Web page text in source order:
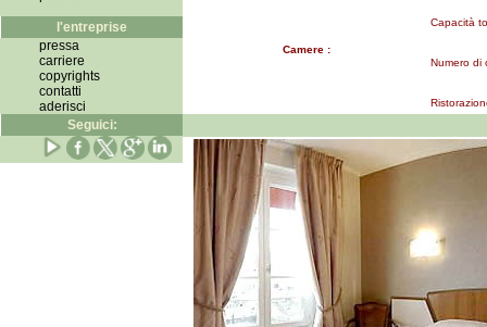
l'entreprise
pressa
carriere
copyrights
contatti
aderisci
Seguici:
Camere :
Capacità
Numero di